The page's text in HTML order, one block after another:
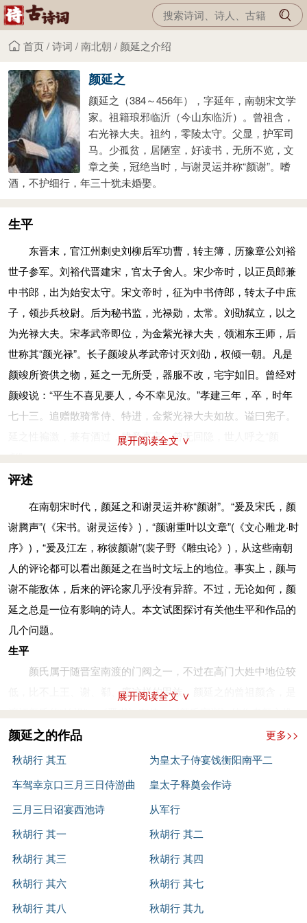
首页/诗词 /南北朝 / 颜延之介绍
颜延之
颜延之（384～456年），字延年，南朝宋文学
家。祖籍琅邪临沂（今山东临沂）。曾祖含，
右光禄大夫。祖约，零陵太守。父显，护军司
马。少孤贫，居陋室，好读书，无所不览，文
章之美，冠绝当时，与谢灵运并称“颜谢”。嗜
酒，不护细行，年三十犹未婚娶。
生平
东晋末，官江州刺史刘柳后军功曹，转主簿，历豫章公刘裕
世子参军。刘裕代晋建宋，官太子舍人。宋少帝时，以正员郎兼
中书郎，出为始安太守。宋文帝时，征为中书侍郎，转太子中庶
子，领步兵校尉。后为秘书监，光禄勋，太常。刘劭弑立，以之
为光禄大夫。宋孝武帝即位，为金紫光禄大夫，领湘东王师，后
世称其“颜光禄”。长子颜竣从孝武帝讨灭刘劭，权倾一朝。凡是
颜竣所资供之物，延之一无所受，器服不改，宅宇如旧。曾经对
颜竣说：“平生不喜见要人，今不幸见汝。”孝建三年，卒，时年
七十三。追赠散骑常侍、特进，金紫光禄大夫如故。谥曰宪子。
延之性褊激，兼有酒过，肆意直言，曾无回隐，世人呼之“颜
颜延之和陶渊明私交甚笃。在颜延之江州任后军功曹时，二
戎因为贵显而不咏，借五位古人抒发自己的不平，体现了他性格
至梁城作》，感慨中原残破，象“阴风振凉野，飞云瞀穷天。临
涂未及引，置酒惨无言”；“故国多乔木，空城凝寒云；丘垄填郛
郭，铭灭无文；木石扃幽闼，黍苗延高坟”等句，感情也比较真
实。他的《赭白马赋》，虽属奉诏而作，但如“旦刷幽燕，昼秣
荆越”之句，描写骏马奔驰之速，对后来许多咏马诗都曾产生过
《隋书》称有文集二十五卷，两《唐书》作三十卷，佚。明
代张溥辑有《颜光禄集》，收在《汉魏六朝百三家集》中。
展开阅读全文 ∨
评述
在南朝宋时代，颜延之和谢灵运并称“颜谢”。“爰及宋氏，颜
谢腾声”(《宋书。谢灵运传》)，“颜谢重叶以文章”(《文心雕龙·时
序》)，“爰及江左，称彼颜谢”(裴子野《雕虫论》)，从这些南朝
人的评论都可以看出颜延之在当时文坛上的地位。事实上，颜与
谢不能敌体，后来的评论家几乎没有异辞。不过，无论如何，颜
延之总是一位有影响的诗人。本文试图探讨有关他生平和作品的
几个问题。
生平
颜氏属于随晋室南渡的门阀之一，不过在高门大姓中地位较
低，比不上王、谢、郗、庾这样的甲族。颜延之的曾祖颜含，是
出自颜含这一支，晚于颜延之五世。颜之推《观我生赋》中提
到，“去琅邪之迁越，宅金陵之旧章”，可见颜家一直住在建康。
注：“长干，旧颜家巷。靖侯(颜含谥曰靖)以下七世坟茔，皆在白
下。”《宋书》及《南史》本传并记其“少孤贫，居负郭，室巷甚
陋”，长干邻近秦淮河，在今天南京市中华门外，正好是“负郭”的
地段。颜延之的少年时代可能是在颜家巷的老宅中度过的，其时
颜氏已无显宦，所以就成了陋室陋巷。元嘉十年后罢官家居，据
老为俦，言止谷稼，务尽耕牧”这些话来看，大约在做官以后在
展开阅读全文 ∨
颜延之的作品
更多>>
秋胡行 其五
为皇太子侍宴饯衡阳南平二
王应诏诗
车驾幸京口三月三日侍游曲
阿后湖作诗
皇太子释奠会作诗
三月三日诏宴西池诗
从军行
秋胡行 其一
秋胡行 其二
秋胡行 其三
秋胡行 其四
秋胡行 其六
秋胡行 其七
秋胡行 其八
秋胡行 其九